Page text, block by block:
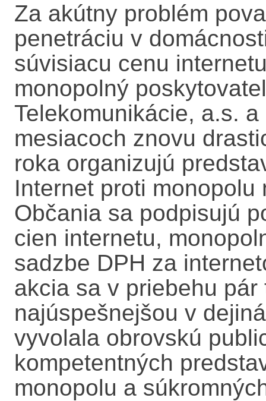
Za akútny problém
penetráciu v
súvisiacu cenu
monopolný
Telekomunikácie, a.s.
mesiacoch znovu
roka organizujú
Internet proti
Občania sa podpisujú
cien internetu,
sadzbe DPH za
akcia sa v priebehu
najúspešnejšou v
vyvolala obrovskú
kompetentných
monopolu a